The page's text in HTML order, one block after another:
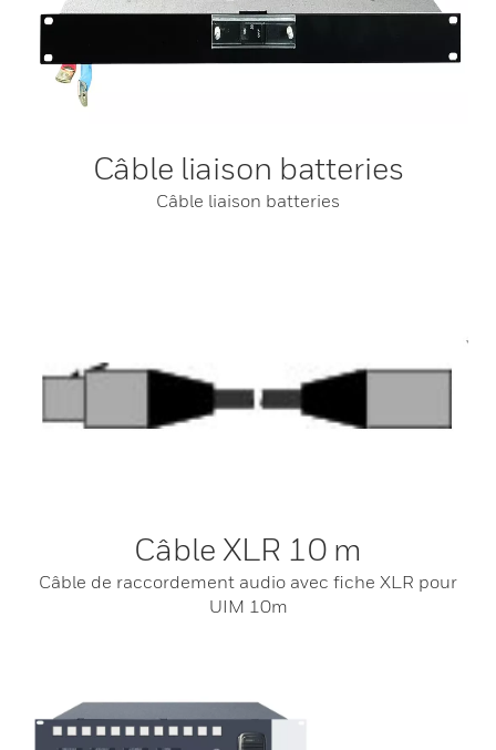
Câble liaison batteries
Câble liaison batteries
Câble XLR 10 m
Câble de raccordement audio avec fiche XLR pour
UIM 10m